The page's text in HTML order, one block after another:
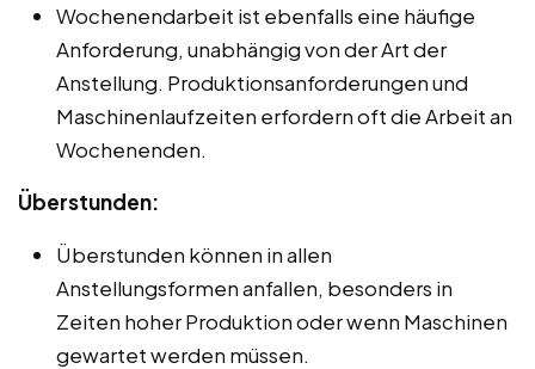
Wochenendarbeit ist ebenfalls eine häufige
Anforderung, unabhängig von der Art der
Anstellung. Produktionsanforderungen und
Maschinenlaufzeiten erfordern oft die Arbeit an
Wochenenden.
Überstunden:
Überstunden können in allen
Anstellungsformen anfallen, besonders in
Zeiten hoher Produktion oder wenn Maschinen
gewartet werden müssen.